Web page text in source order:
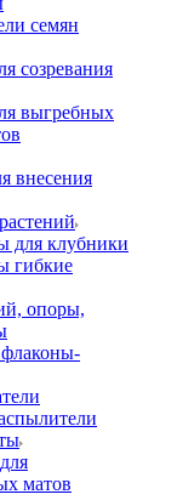
семян
созревания
выгребных
внесения
для клубники
гибкие
опоры,
матов